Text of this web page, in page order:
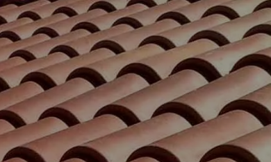
Réparation de toiture
24
Urgence fuite de
toiture 24